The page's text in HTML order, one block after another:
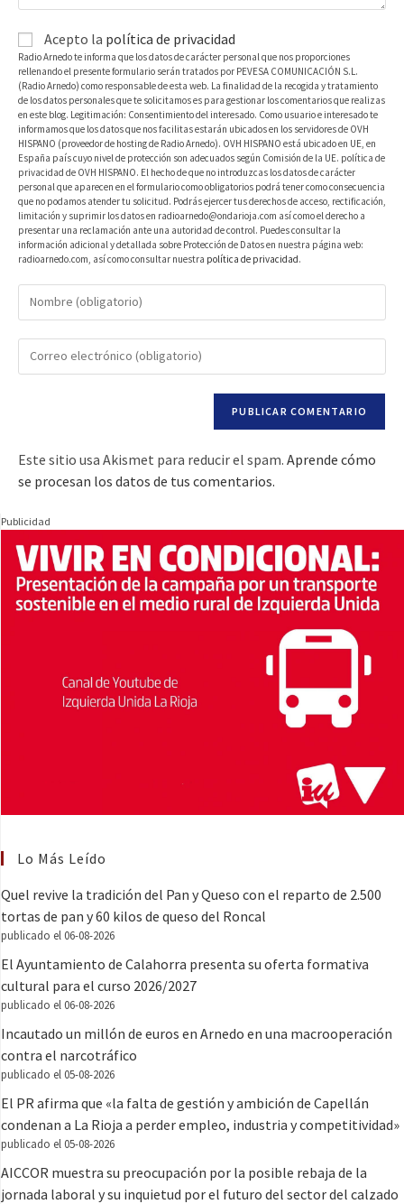
Acepto la política de privacidad
Radio Arnedo te informa que los datos de carácter personal que nos proporciones
rellenando el presente formulario serán tratados por PEVESA COMUNICACIÓN S.L.
(Radio Arnedo) como responsable de esta web. La finalidad de la recogida y tratamiento
de los datos personales que te solicitamos es para gestionar los comentarios que realizas
en este blog. Legitimación: Consentimiento del interesado. Como usuario e interesado te
informamos que los datos que nos facilitas estarán ubicados en los servidores de OVH
HISPANO (proveedor de hosting de Radio Arnedo). OVH HISPANO está ubicado en UE, en
España país cuyo nivel de protección son adecuados según Comisión de la UE. política de
privacidad de OVH HISPANO. El hecho de que no introduzcas los datos de carácter
personal que aparecen en el formulario como obligatorios podrá tener como consecuencia
que no podamos atender tu solicitud. Podrás ejercer tus derechos de acceso, rectificación,
limitación y suprimir los datos en radioarnedo@ondarioja.com así como el derecho a
presentar una reclamación ante una autoridad de control. Puedes consultar la
información adicional y detallada sobre Protección de Datos en nuestra página web:
radioarnedo.com, así como consultar nuestra política de privacidad.
Este sitio usa Akismet para reducir el spam. Aprende cómo
se procesan los datos de tus comentarios.
Publicidad
Lo Más Leído
Quel revive la tradición del Pan y Queso con el reparto de 2.500
tortas de pan y 60 kilos de queso del Roncal
publicado el 06-08-2026
El Ayuntamiento de Calahorra presenta su oferta formativa
cultural para el curso 2026/2027
publicado el 06-08-2026
Incautado un millón de euros en Arnedo en una macrooperación
contra el narcotráfico
publicado el 05-08-2026
El PR afirma que «la falta de gestión y ambición de Capellán
condenan a La Rioja a perder empleo, industria y competitividad»
publicado el 05-08-2026
AICCOR muestra su preocupación por la posible rebaja de la
jornada laboral y su inquietud por el futuro del sector del calzado